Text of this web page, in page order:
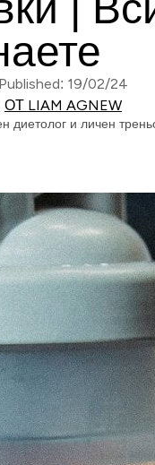
Published: 19/02/24
ОТ LIAM AGNEW
диетолог и личен